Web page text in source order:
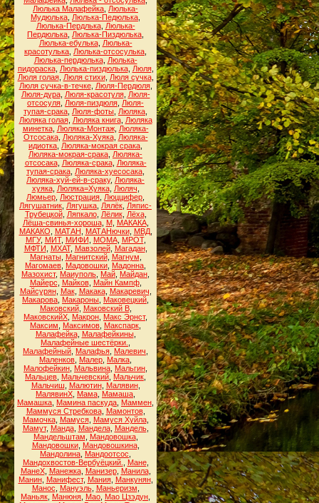
Люлька Малафейка Люлька-
Мудюлька Люлька-Педюлька
Люлька-Пердлька, Люлька-
Пердюлька Люлька-Пиздюлька
Люлька-ебулька, Люлька-
красотулька Люлька-отсосулька
Люлька-пердюлька, Люлька-
пидораска, Люлька-пиздюлька, Люля,
Люля голая, Люля стихи, Люля сучка,
Люля сучка-в-течке, Люля-Пердюля,
Люля-дура, Люля-красотуля, Люля-
отсосуля Люля-пиздюля Люля-
тупая-срака Люля-фоты Люляка
Люляка голая, Люляка книга, Люляка
минетка, Люляка-Монтаж, Люляка-
Отсосака, Люляка-Хуяка, Люляка-
идиотка Люляка-мокрая срака
Люляка-мокрая-срака Люляка-
отсосака, Люляка-срака, Люляка-
тупая-срака Люляка-хуесосака
Люляка-хуй-ей-в-сраку, Люляка-
хуяка, Люляка=Хуяка, Люляч
Люмьер Люстрация Люццифер
Лягушатник Лягушка Лялёк Ляпис-
Трубецкой, Ляпкало, Лёлик, Лёха,
Лёша-свинья-хороша, М, МАКАКА,
МАКАКО
МАТАН МАТАНючки, МВД,
МГУ, МИТ, МИФИ МОМА, МРОТ,
МФТИ
МХАТ, Мавзолей, Магадан,
Магнаты, Магнитский, Магнум
Магомаев Мадовошки Мадонна
Мазохист, Маиуполь Май Майдан
Майерс
Майков, Майн Кампф,
Майсурян, Мак, Макака, Макаревич
Макарова Макароны Маковецкий
Маковский, Маковский В,
МаковскийХ Макрон Макс Эрнст,
Максим
Максимов Макспарк
Малафейка, Малафейкины,
Малафейные шестёрки.
Малафейный Малафья Малевич
Маленков Малер Малка
Малофейкин Мальвина Мальгин
Мальцев Мальчевский Мальчик
Мальчиш
Малютин, Малявин,
МалявинХ Мама Мамаша
Мамашка Мамина паскуда Маммен
Маммуся Стребкова, Мамонтов,
Мамочка, Мамуся, Мамуся Хуйла,
Мамут, Манда, Мандела, Мандель,
Мандельштам
Мандовошка,
Мандовошки, Мандовошкина,
Мандолина Мандоотсос
Мандохвостов-Вербуёцкий.
Мане,
МанеХ, Манежка, Манизер, Манила,
Манин, Манифест, Мания, Манкунян,
Манос
Мануэль, Маньеризм
Маньяк Манюня Мао Мао Цзэдун